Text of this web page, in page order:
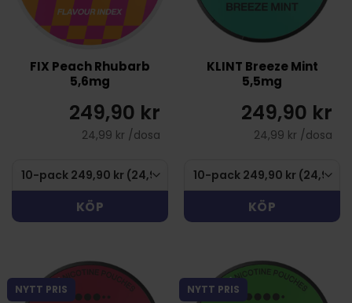
FIX Peach Rhubarb
5,6mg
249,90 kr
24,99 kr /dosa
KÖP
KLINT Breeze Mint
5,5mg
249,90 kr
24,99 kr /dosa
KÖP
NYTT PRIS NYTT PRIS